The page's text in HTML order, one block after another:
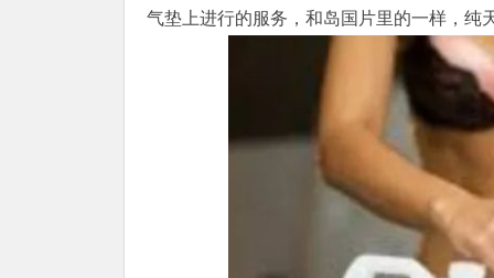
气垫上进行的服务，和岛国片里的一样，纯